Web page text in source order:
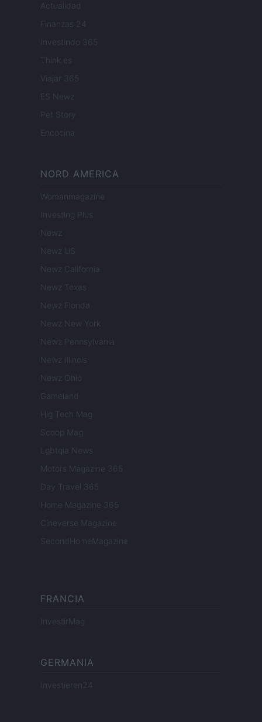
Actualidad
Finanzas 24
Investindo 365
Think.es
Viajar 365
ES Newz
Pet Story
Encocina
NORD AMERICA
Womanmagazine
Investing Plus
Newz
Newz US
Newz California
Newz Texas
Newz Florida
Newz New York
Newz Pennsylvania
Newz Illinois
Newz Ohio
Gameland
Hig Tech Mag
Scoop Mag
Lgbtqia News
Motors Magazine 365
Day Travel 365
Home Magazine 365
Cineverse Magazine
SecondHomeMagazine
FRANCIA
InvestirMag
GERMANIA
Investieren24